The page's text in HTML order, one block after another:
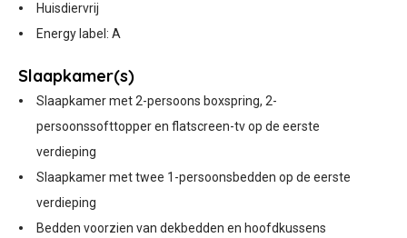
Huisdiervrij
Energy label: A
Slaapkamer(s)
Slaapkamer met 2-persoons boxspring, 2-
persoonssofttopper en flatscreen-tv op de eerste
verdieping
Slaapkamer met twee 1-persoonsbedden op de eerste
verdieping
Bedden voorzien van dekbedden en hoofdkussens